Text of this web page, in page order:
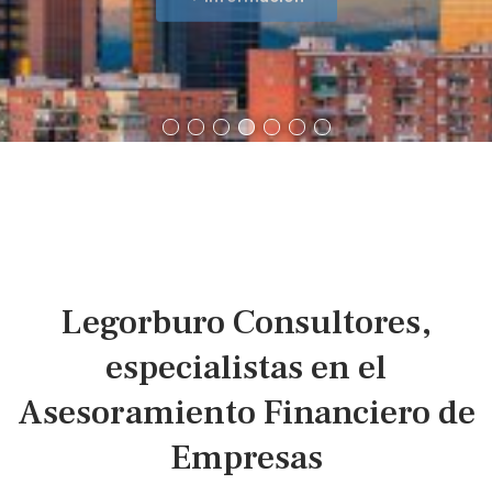
Legorburo Consultores,
especialistas en el
Asesoramiento Financiero de
Empresas